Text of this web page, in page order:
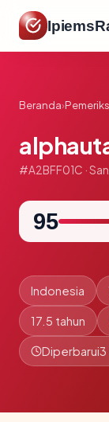
Beranda›
#A2BFF01C ·
95
Indonesia
17.5 tahun
Diperbarui3